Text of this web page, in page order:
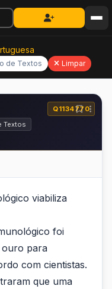
de Textos Limpar
Q1134770
Textos
de Texto
viabiliza
foi
ouro para
com cientistas.
que uma